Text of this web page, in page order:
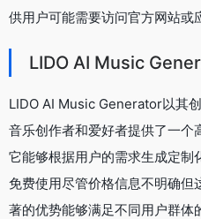
供用户可能需要访问官方网站
LIDO AI Music
LIDO AI Music Generator以其
音乐创作者和爱好者提供了一个
它能够根据用户的需求生成定制
免费使用尽管价格信息不明确但
著的优势能够满足不同用户群体